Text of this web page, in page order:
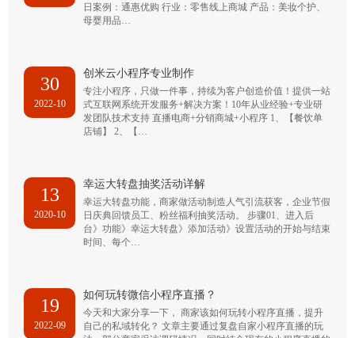
日案例：通惠优购 行业：零售线上商城 产品：美妆个护、
母婴用品…
30
2022-10
创米云小程序专业制作
专注小程序，只做一件事，持续为客户创造价值！提供一站
式互联网系统开发服务+解决方案！10年从业经验+专业研
发团队技术支持 直播电商+分销商城+小程序 1、【餐饮单
店铺】 2、【…
13
2020-10
幸运大转盘抽奖活动详解
幸运大转盘功能，商家做活动制造人气引流获客，企业节假
日庆典回馈员工、粉丝福利抽奖活动。 步骤01、进入后
台》功能》幸运大转盘》添加活动》设置活动的开始与结束
时间、每个…
19
2022-09
如何玩转微信小程序直播？
今天和大家分享一下， 商家该如何玩转小程序直播，提升
自己的私域转化？ 文章主要通过复盘自家小程序直播的玩